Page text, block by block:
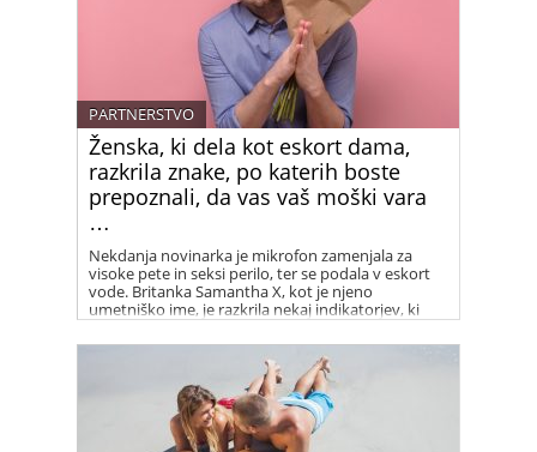
Ženska, ki dela kot eskort dama,
razkrila znake, po katerih boste
prepoznali, da vas vaš moški vara
…
PARTNERSTVO
Nekdanja novinarka je mikrofon zamenjala za
visoke pete in seksi perilo, ter se podala v eskort
vode. Britanka Samantha X, kot je njeno
umetniško ime, je razkrila nekaj indikatorjev, ki
kažejo na to, da nas partner mogoče vara. Eden od
njih je recimo to, da pride domov z mokrimi lasmi